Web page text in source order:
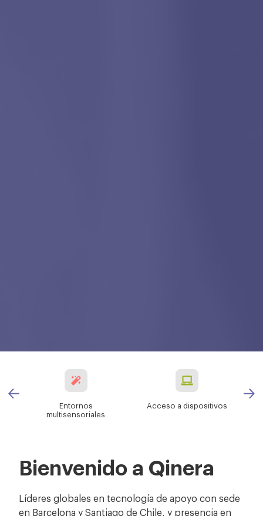
Entornos
multisensoriales
Acceso a dispositivos
Bienvenido a Qinera
Líderes globales en tecnología de apoyo con sede
en Barcelona y Santiago de Chile, y presencia en